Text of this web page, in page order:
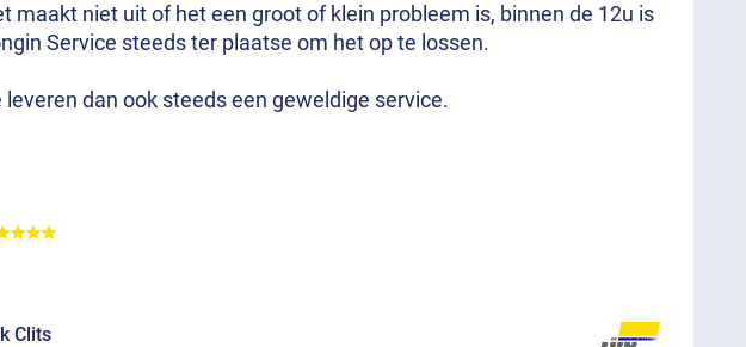
maakt niet uit of het een groot of klein probleem is, binnen de 12u is
Service steeds ter plaatse om het op te lossen.
leveren dan ook steeds een geweldige service.
Clits